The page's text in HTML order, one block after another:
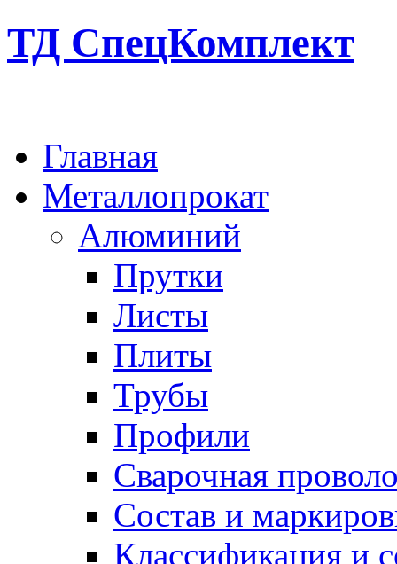
ТД СпецКомплект
Главная
Металлопрокат
Алюминий
Прутки
Листы
Плиты
Трубы
Профили
Сварочная
Состав и
Классификация и